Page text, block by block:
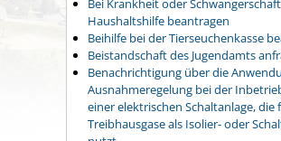
Bei Krankheit oder
Haushaltshilfe beantragen
Beihilfe bei der Tierseuchenkasse
Beistandschaft des Jugendamts
Benachrichtigung über die
Ausnahmeregelung bei der
einer elektrischen Schaltanlage,
Treibhausgase als Isolier- oder